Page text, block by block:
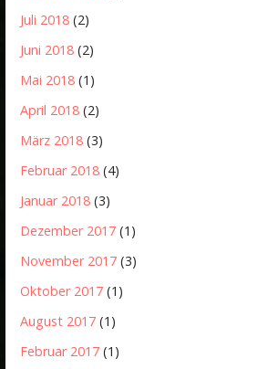
Juli 2018 (2)
Juni 2018 (2)
Mai 2018 (1)
April 2018 (2)
März 2018 (3)
Februar 2018 (4)
Januar 2018 (3)
Dezember 2017 (1)
November 2017 (3)
Oktober 2017 (1)
August 2017 (1)
Februar 2017 (1)